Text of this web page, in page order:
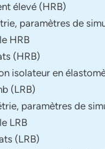
élevé (HRB)
paramètres de
HRB
(HRB)
isolateur en
(LRB)
paramètres de
LRB
(LRB)